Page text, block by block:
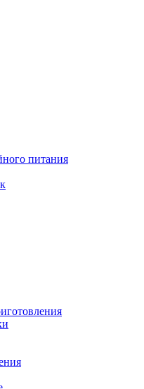
питания